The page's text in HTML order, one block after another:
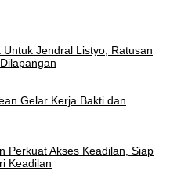
Jendral Listyo, Ratusan
Gelar Kerja Bakti dan
Perkuat Akses Keadilan, Siap
Keadilan